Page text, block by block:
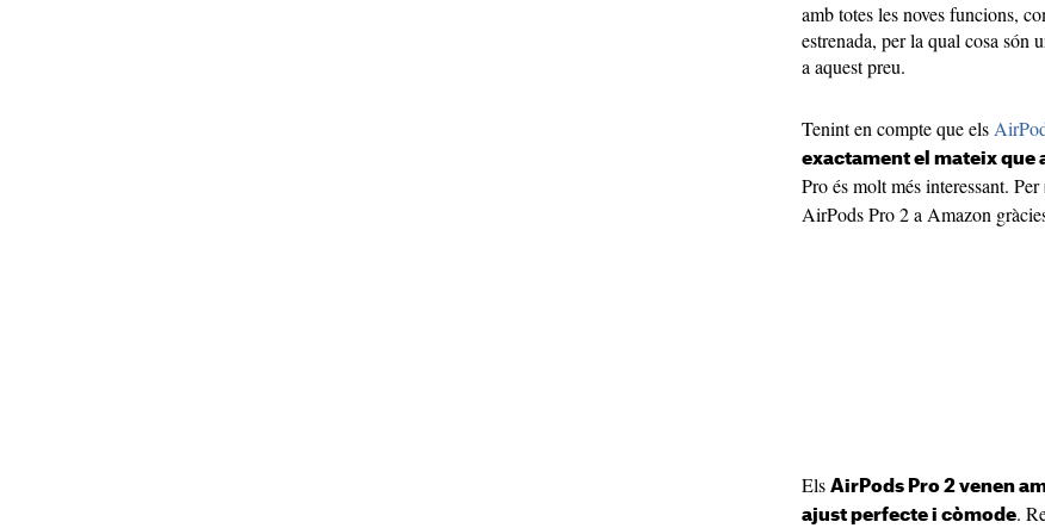
amb totes les noves funcions,
estrenada, per la qual cosa són
a aquest preu.
Tenint en compte que els
exactament el mateix que
Pro és molt més interessant. Per
AirPods Pro 2 a Amazon
Els AirPods Pro 2 venen
ajust perfecte i còmode.